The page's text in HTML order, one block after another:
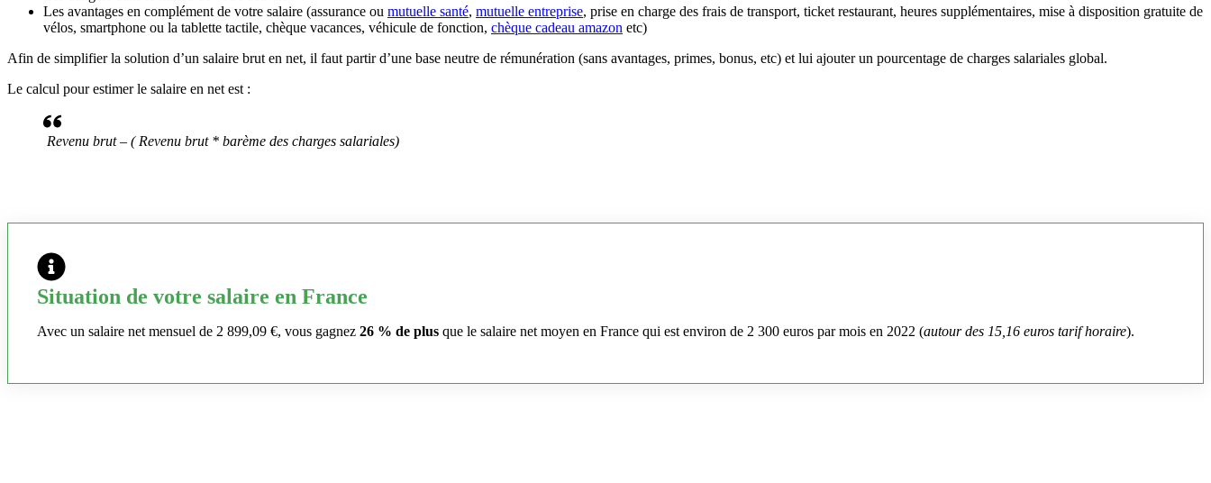
Les avantages en complément de votre salaire (assurance ou mutuelle santé, mutuelle entreprise, prise en charge des frais de transport, ticket restaurant, heures supplémentaires, mise à disposition gratuite de
vélos, smartphone ou la tablette tactile, chèque vacances, véhicule de fonction, chèque cadeau amazon etc)
Afin de simplifier la solution d’un salaire brut en net, il faut partir d’une base neutre de rémunération (sans avantages, primes, bonus, etc) et lui ajouter un pourcentage de charges salariales global.
Le calcul pour estimer le salaire en net est :
Revenu brut – ( Revenu brut * barème des charges salariales)
Situation de votre salaire en France
Avec un salaire net mensuel de 2 899,09 €, vous gagnez 26 % de plus que le salaire net moyen en France qui est environ de 2 300 euros par mois en 2022 (autour des 15,16 euros tarif horaire).